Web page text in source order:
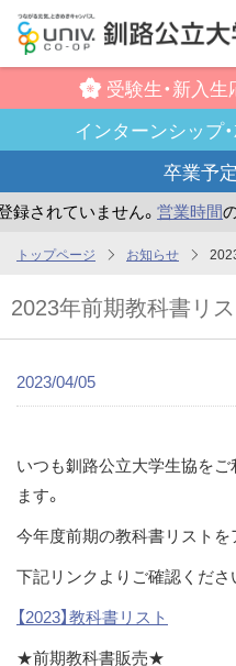
ン
コ
受験生・新入生
インターンシップ・
卒業予
されていません。営業時間の
トップページ お知らせ
2023年前期教科書リス
2023/04/05
いつも釧路公立大学生協を
ます。
今年度前期の教科書リストを
下記リンクよりご確認くださ
【2023】教科書リスト
★前期教科書販売★